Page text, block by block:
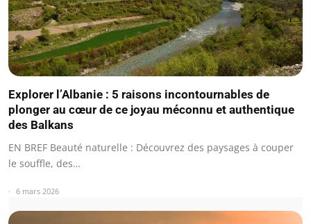
Explorer l’Albanie : 5 raisons incontournables de
plonger au cœur de ce joyau méconnu et authentique
des Balkans
EN BREF Beauté naturelle : Découvrez des paysages à couper
le souffle, des…
6 mars 2026